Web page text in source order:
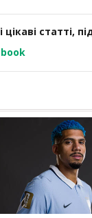
цікаві статті,